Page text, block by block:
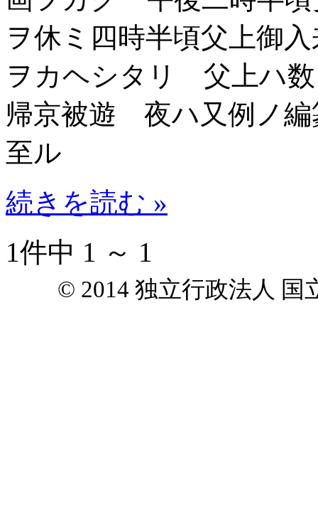
ヲ休ミ四時半頃父上御
ヲカヘシタリ 父上ハ数
帰京被遊 夜ハ又例ノ
至ル
続きを読む »
1件中 1 ～ 1
© 2014 独立行政法人 国